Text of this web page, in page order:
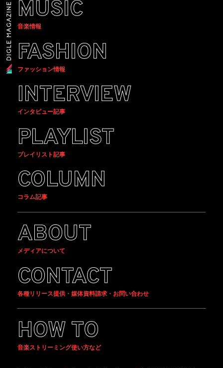
MUSIC
音楽情報
FASHION
ファッション情報
INTERVIEW
インタビュー記事
PLAYLIST
プレイリスト記事
COLUMN
コラム記事
ABOUT
メディアについて
CONTACT
各種リリース提供・媒体資料請求・お問い合わせ
HOW TO
音楽ストリーミング使い方など